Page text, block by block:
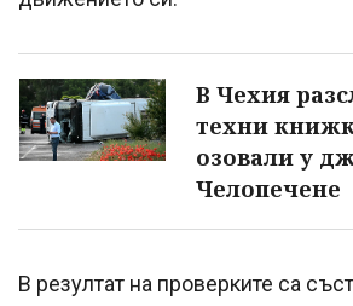
В Чехия
техни
озовали у
Челопечене
В резултат на проверките са